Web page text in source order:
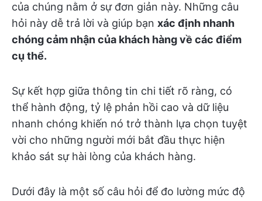
của chúng nằm ở sự đơn giản này. Những câu
hỏi này dễ trả lời và giúp bạn xác định nhanh
chóng cảm nhận của khách hàng về các điểm
cụ thể.
Sự kết hợp giữa thông tin chi tiết rõ ràng, có
thể hành động, tỷ lệ phản hồi cao và dữ liệu
nhanh chóng khiến nó trở thành lựa chọn tuyệt
vời cho những người mới bắt đầu thực hiện
khảo sát sự hài lòng của khách hàng.
Dưới đây là một số câu hỏi để đo lường mức độ